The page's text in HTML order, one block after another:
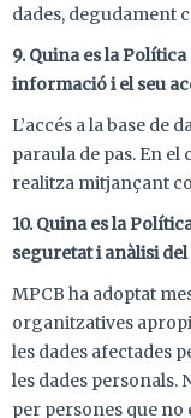
dades, degudament
9. Quina es la
informació i el seu
L’accés a la base de
paraula de pas. En el
realitza mitjançant
10. Quina es la
seguretat i anàlisi del
MPCB ha adoptat
organitzatives
les dades afectades
les dades personals.
per persones que no